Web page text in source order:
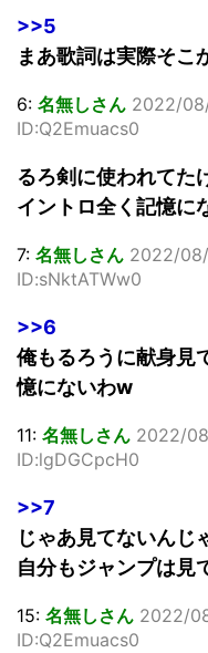
>>5
まあ歌詞は実際そこ
6: 名無しさん 2022/
ID:Q2Emuacs0
るろ剣に使われてた
イントロ全く記憶に
7: 名無しさん 2022/
ID:sNktATWw0
>>6
俺もるろうに献身見
憶にないわw
11: 名無しさん 2022/
ID:lgDGCpcH0
>>7
じゃあ見てないんじ
自分もジャンプは見
15: 名無しさん 2022/
ID:Q2Emuacs0